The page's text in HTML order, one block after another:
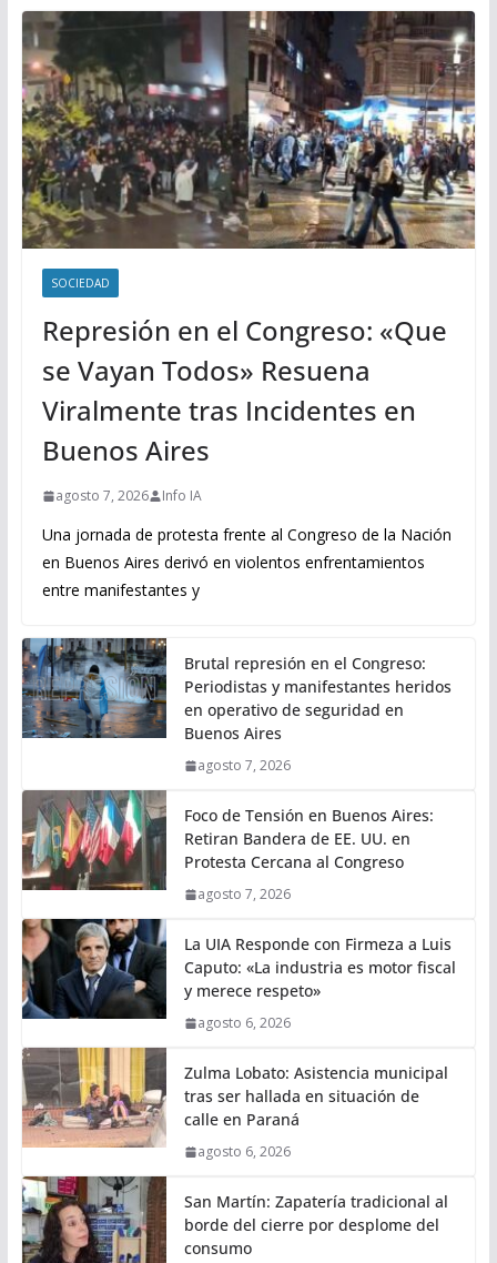
SOCIEDAD
Represión en el Congreso: «Que
se Vayan Todos» Resuena
Viralmente tras Incidentes en
Buenos Aires
agosto 7, 2026 Info IA
Una jornada de protesta frente al Congreso de la Nación
en Buenos Aires derivó en violentos enfrentamientos
entre manifestantes y
Brutal represión en el Congreso:
Periodistas y manifestantes heridos
en operativo de seguridad en
Buenos Aires
agosto 7, 2026
Foco de Tensión en Buenos Aires:
Retiran Bandera de EE. UU. en
Protesta Cercana al Congreso
agosto 7, 2026
La UIA Responde con Firmeza a Luis
Caputo: «La industria es motor fiscal
y merece respeto»
agosto 6, 2026
Zulma Lobato: Asistencia municipal
tras ser hallada en situación de
calle en Paraná
agosto 6, 2026
San Martín: Zapatería tradicional al
borde del cierre por desplome del
consumo